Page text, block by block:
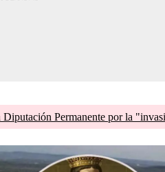
Permanente por la